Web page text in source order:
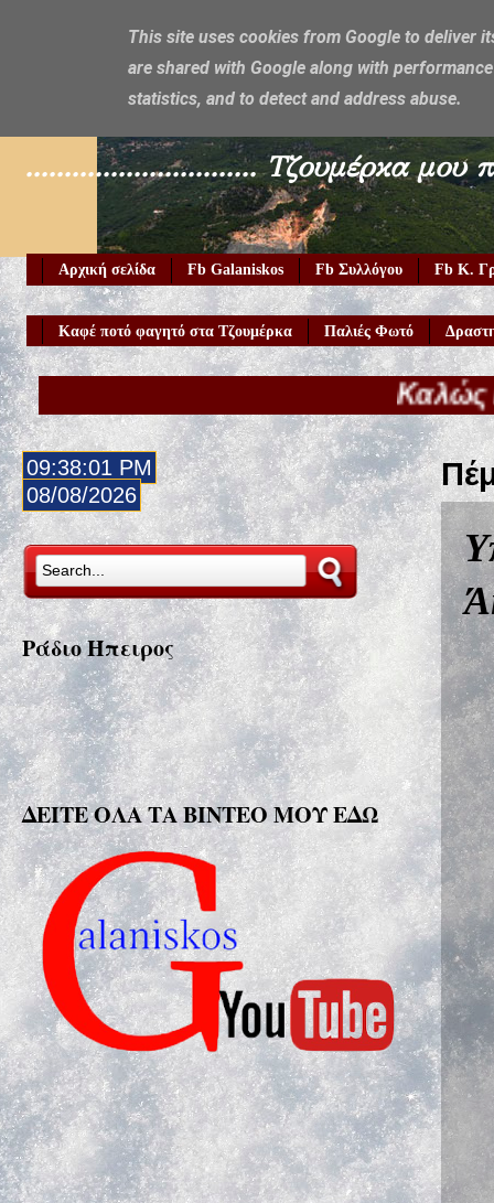
Galaniskos
.............................. Τζουμέρκα μου
Αρχική σελίδα Fb Galaniskos Fb Συλλόγου Fb Κ.
Καφέ ποτό φαγητό στα Τζουμέρκα Παλιές Φωτό
Καλώς ήρθατε
09:38:02 PM
08/08/2026
Ράδιο Ήπειρος
ΔΕΙΤΕ ΟΛΑ ΤΑ ΒΙΝΤΕΟ ΜΟΥ ΕΔΩ
This site uses cookies from Google to deliver
are shared with Google along with
statistics, and to detect and address abuse.